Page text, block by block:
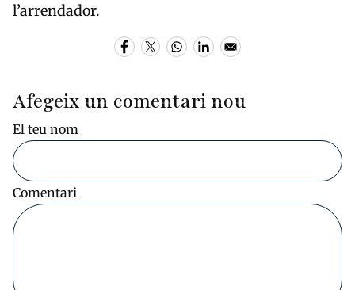
l’arrendador.
Afegeix un comentari nou
El teu nom
Comentari